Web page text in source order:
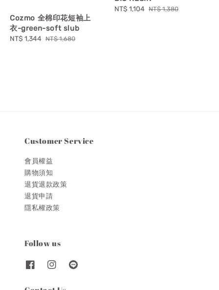
Cozmo 全棉印花短袖上
衣-green-soft slub
Sale
NT$ 1,344 Regular
NT$ 1,680
Sale
NT$ 1,104 Regular
NT$ 1,380
Customer Service
會員權益
購物須知
退貨退款政策
退貨申請
隱私權政策
Follow us